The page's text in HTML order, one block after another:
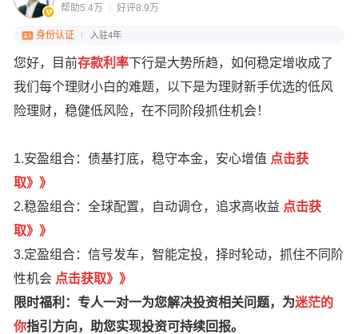
帮助5.4万 好评8.9万
身份认证 入驻4年
您好，目前存款利率下行是大势所趋，如何稳定增收成了
我们每个理财小白的难题，以下是为理财新手优选的低风
险理财，稳健低风险，在不同阶段抓住机会！
1.安盈组合：债基打底，稳守本金，安心增值 点击获
取》 》
2.稳盈组合：全球配置，自动调仓，追求高收益 点击获
取》》
3.定盈组合：信号发车，智能定投，择时轮动，抓住不同阶
性机会 点击获取》》
限时福利：专人一对一为您解决投资相关问题，为迷茫的
你指引方向，助您实现投资可持续回报。